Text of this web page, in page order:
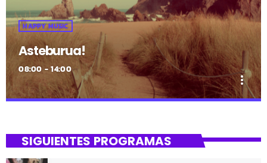
HAPPY MUSIC
Asteburua!
08:00 - 14:00
more_vert
¡Es fin de semana!
SIGUIENTES PROGRAMAS